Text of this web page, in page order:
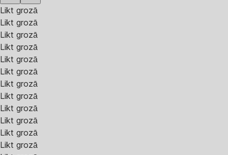
Likt grozā
Likt grozā
Likt grozā
Likt grozā
Likt grozā
Likt grozā
Likt grozā
Likt grozā
Likt grozā
Likt grozā
Likt grozā
Likt grozā